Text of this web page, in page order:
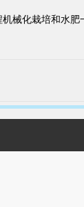
械化栽培和水肥